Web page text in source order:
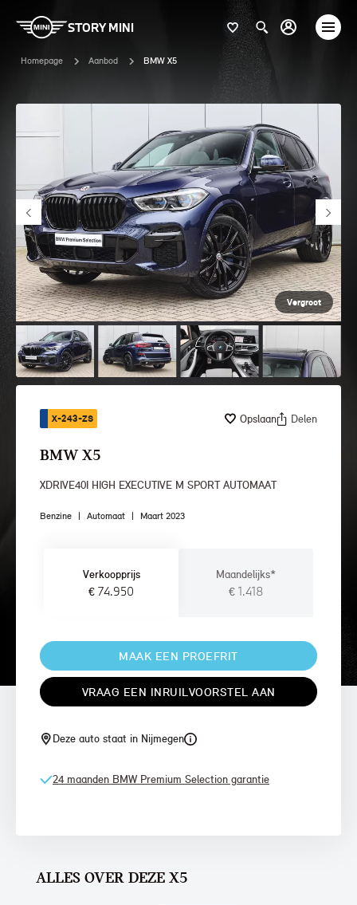
STORY MINI
Homepage Aanbod BMW X5
Vergroot
X-243-ZS Opslaan Delen
BMW X5
XDRIVE40I HIGH EXECUTIVE M SPORT AUTOMAAT
Benzine | Automaat | Maart 2023
Verkoopprijs
€ 74.950
Maandelijks*
€ 1.418
MAAK EEN PROEFRIT
VRAAG EEN INRUILVOORSTEL AAN
Deze auto staat in Nijmegen
24 maanden BMW Premium Selection garantie
ALLES OVER DEZE X5